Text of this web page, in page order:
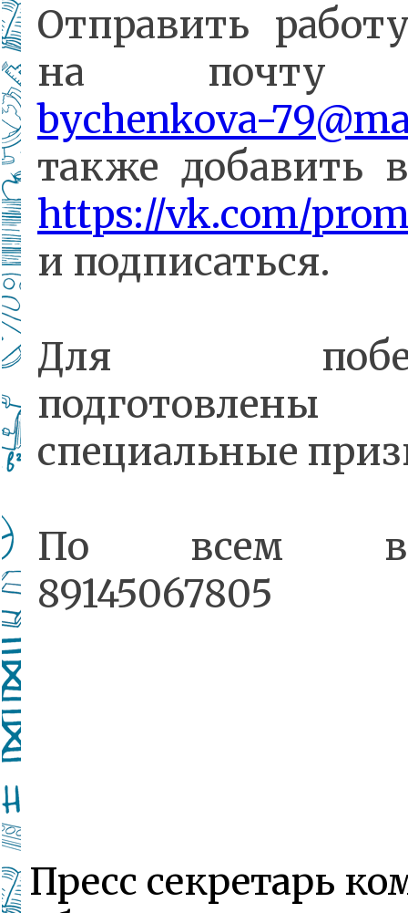
Отправить
на
bychenkova-
также добавить
https://vk.com/
и подписаться.
Для
подготовлены
специальные
По всем
89145067805
Пресс секретарь